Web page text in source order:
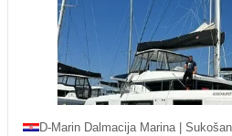
D-Marin Dalmacija Marina | Sukošan